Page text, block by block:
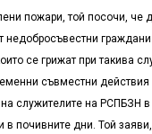
пожари, той посочи, че
се грижат при такива
съвместни
служителите на РСПБЗН
почивните дни. Той